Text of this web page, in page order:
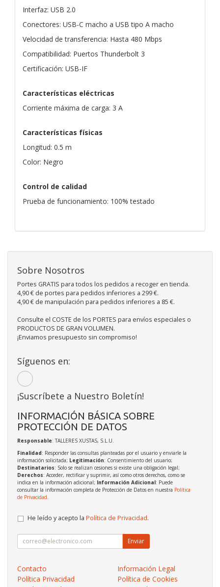
Interfaz: USB 2.0
Conectores: USB-C macho a USB tipo A macho
Velocidad de transferencia: Hasta 480 Mbps
Compatibilidad: Puertos Thunderbolt 3
Certificación: USB-IF
Características eléctricas
Corriente máxima de carga: 3 A
Características físicas
Longitud: 0.5 m
Color: Negro
Control de calidad
Prueba de funcionamiento: 100% testado
Sobre Nosotros
Portes GRATIS para todos los pedidos a recoger en tienda.
4,90 € de portes para pedidos inferiores a 299 €.
4,90 € de manipulación para pedidos inferiores a 85 €.
Consulte el COSTE de los PORTES para envíos especiales o
PRODUCTOS DE GRAN VOLUMEN.
¡Enviamos presupuesto sin compromiso!
Síguenos en:
¡Suscríbete a Nuestro Boletín!
INFORMACIÓN BÁSICA SOBRE
PROTECCIÓN DE DATOS
Responsable: TALLERES XUSTAS, S.L.U.
Finalidad: Responder las consultas planteadas por el usuario y enviarle la
información solicitada; Legitimación: Consentimiento del usuario;
Destinatarios: Solo se realizan cesiones si existe una obligación legal;
Derechos: Acceder, rectificar y suprimir, así como otros derechos, como se
indica en la información adicional; Información Adicional: Puede
consultar la información completa de Protección de Datos en nuestra Política
de Privacidad
He leído y acepto la Política de Privacidad.
Enviar
Contacto
Información Legal
Política Privacidad
Política de Cookies